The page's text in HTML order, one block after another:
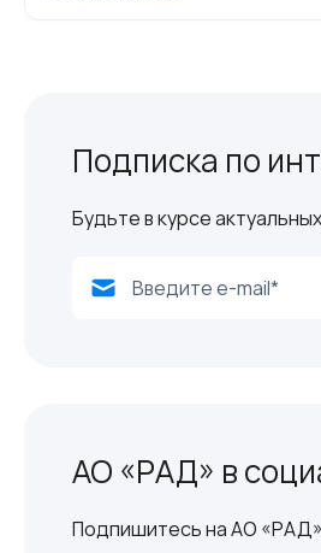
Подписка по
Будьте в курсе
АО «РАД» в
Подпишитесь на АО «РАД»